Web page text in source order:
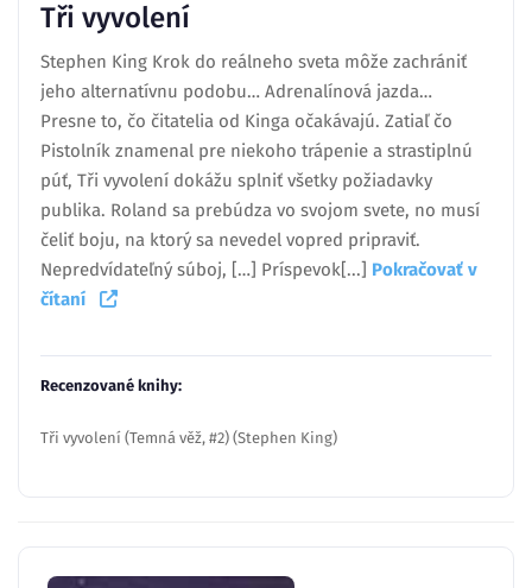
Tři vyvolení
Stephen King Krok do reálneho sveta môže zachrániť
jeho alternatívnu podobu… Adrenalínová jazda…
Presne to, čo čitatelia od Kinga očakávajú. Zatiaľ čo
Pistolník znamenal pre niekoho trápenie a strastiplnú
púť, Tři vyvolení dokážu splniť všetky požiadavky
publika. Roland sa prebúdza vo svojom svete, no musí
čeliť boju, na ktorý sa nevedel vopred pripraviť.
Nepredvídateľný súboj, […] Príspevok[...] Pokračovať v
čítaní
Recenzované knihy:
Tři vyvolení (Temná věž, #2) (Stephen King)